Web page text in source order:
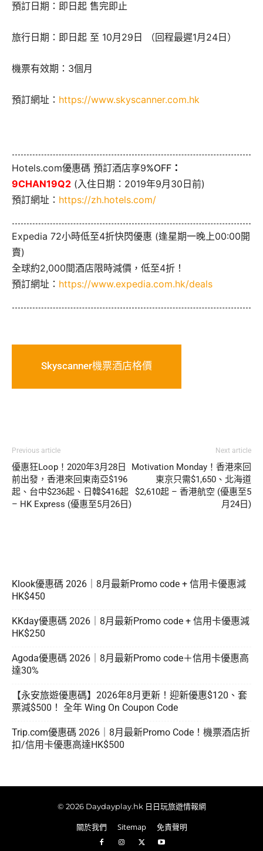
預訂日期：即日起 售完即止
旅行日期：即日起 至 10月29日 （回程最遲1月24日）
機票有效期：3個月
預訂網址： https://www.skyscanner.com.hk
Hotels.com優惠碼 預訂酒店享9%OFF ：
9CHAN19Q2 (入住日期：2019年9月30日前)
預訂網址： https://zh.hotels.com/
Expedia 72小時低至4折快閃優惠 (逢星期一晚上00:00開
賣)
全球約2,000間酒店限時減價，低至4折！
預訂網址： https://www.expedia.com.hk/deals
Skyscanner機票酒店格價
Previous article
優惠狂Loop！2020年3月28日
前出發，香港來回東南亞$196
起、台中$236起、日韓$416起
– HK Express (優惠至5月26日)
Next article
Motivation Monday！香港來回
東京只需$1,650、北海道
$2,610起 – 香港航空 (優惠至5
月24日)
Klook優惠碼 2026｜8月最新Promo code + 信用卡優惠減
HK$450
KKday優惠碼 2026｜8月最新Promo code + 信用卡優惠減
HK$250
Agoda優惠碼 2026｜8月最新Promo code＋信用卡優惠高
達30%
【永安旅遊優惠碼】2026年8月更新！迎新優惠$120、套
票減$500！ 全年 Wing On Coupon Code
Trip.com優惠碼 2026｜8月最新Promo Code！機票酒店折
扣/信用卡優惠高達HK$500
© 2026 Daydayplay.hk 日日玩旅遊情報網
關於我們 Sitemap 免責聲明